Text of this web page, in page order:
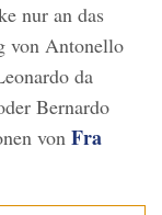
nur an das
von Antonello
da
Bernardo
von Fra